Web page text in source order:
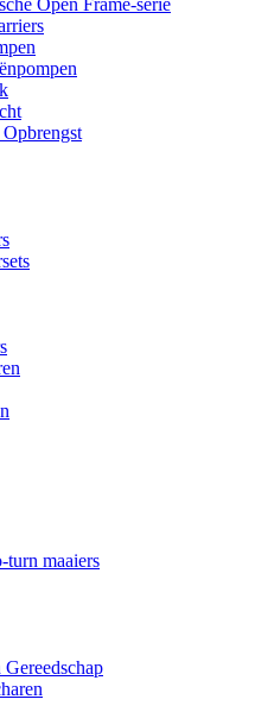
turn maaiers